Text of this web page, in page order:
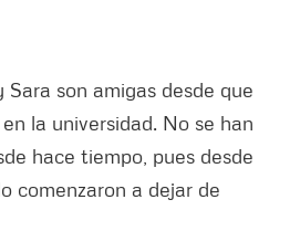
Sara son amigas desde que
la universidad. No se han
hace tiempo, pues desde
comenzaron a dejar de